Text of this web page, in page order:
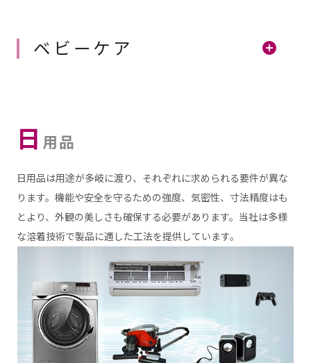
ベビーケア
日 用品
日用品は用途が多岐に渡り、それぞれに求められる要件が異な
ります。機能や安全を守るための強度、気密性、寸法精度はも
とより、外観の美しさも確保する必要があります。当社は多様
な溶着技術で製品に適した工法を提供しています。